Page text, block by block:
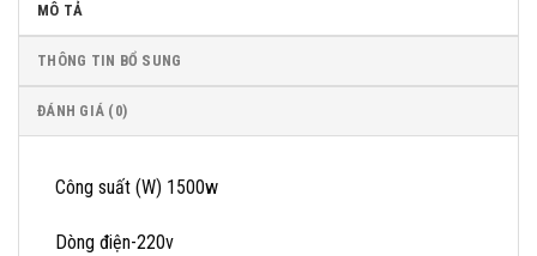
MÔ TẢ
THÔNG TIN BỔ SUNG
ĐÁNH GIÁ (0)
Công suất (W) 1500w
Dòng điện-220v